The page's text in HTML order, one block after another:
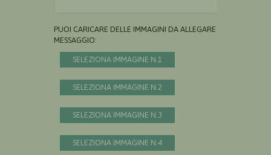
PUOI CARICARE DELLE IMMAGINI DA ALLEGARE AL
MESSAGGIO:
SELEZIONA IMMAGINE N.1
SELEZIONA IMMAGINE N.2
SELEZIONA IMMAGINE N.3
SELEZIONA IMMAGINE N.4